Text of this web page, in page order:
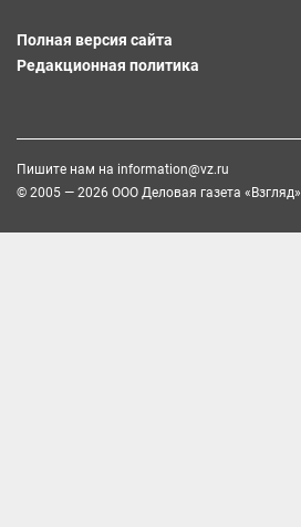
Полная версия сайта
Редакционная политика
Пишите нам на information@vz.ru
© 2005 — 2026 ООО Деловая газета «Взгляд»